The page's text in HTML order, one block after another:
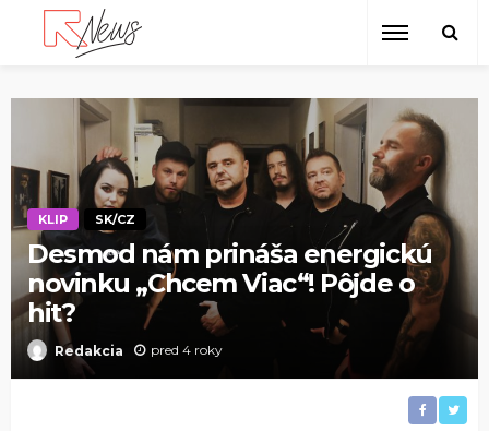
KLIP SK/CZ
Desmod nám prináša energickú
novinku „Chcem Viac“! Pôjde o
hit?
Redakcia pred 4 roky